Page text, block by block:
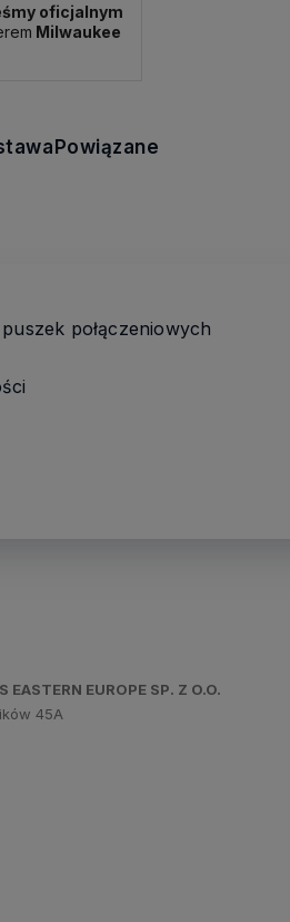
oficjalnym
Milwaukee
Powiązane
połączeniowych
EUROPE SP. Z O.O.
45A